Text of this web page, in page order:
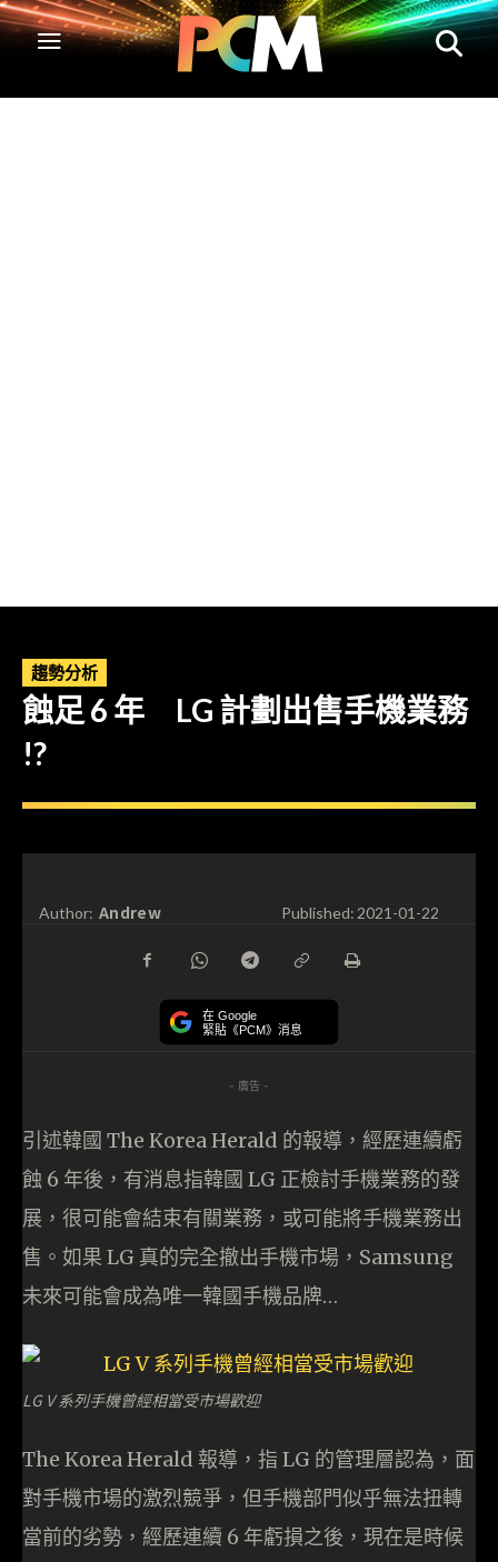
趨勢分析
蝕足 6 年 LG 計劃出售手機業務
!?
Author: Andrew Published:2021-01-22
在 Google
緊貼《PCM》消息
- 廣告 -
引述韓國 The Korea Herald 的報導，經歷連續虧
蝕 6 年後，有消息指韓國 LG 正檢討手機業務的發
展，很可能會結束有關業務，或可能將手機業務出
售。如果 LG 真的完全撤出手機市場，Samsung
未來可能會成為唯一韓國手機品牌…
LG V 系列手機曾經相當受市場歡迎
The Korea Herald 報導，指 LG 的管理層認為，面
對手機市場的激烈競爭，但手機部門似乎無法扭轉
當前的劣勢，經歷連續 6 年虧損之後，現在是時候